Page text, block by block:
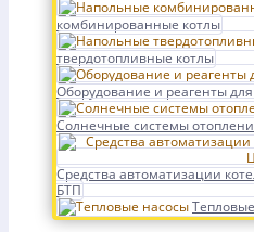
комбинированные котлы
твердотопливные котлы
Оборудование и реагенты
Солнечные системы
Средства автоматизации
БТП